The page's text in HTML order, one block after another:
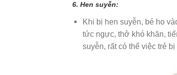
6. Hen suyễn:
Khi bị hen suyễn, bé ho
tức ngực, thở khó khăn,
suyễn, rất có thể việc trẻ